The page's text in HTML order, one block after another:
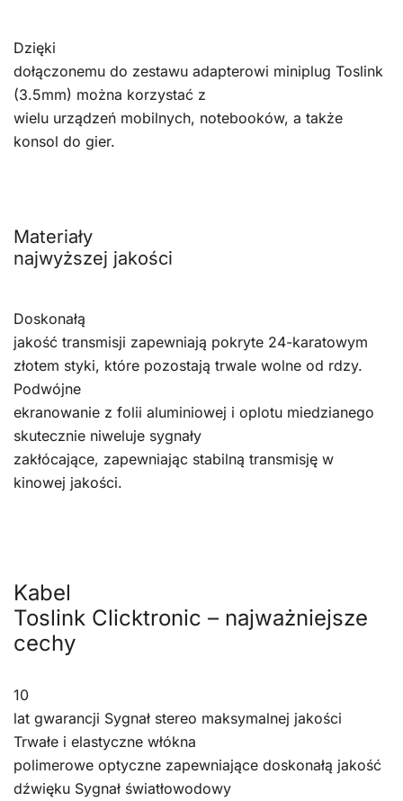
Dzięki
dołączonemu do zestawu adapterowi miniplug Toslink
(3.5mm) można korzystać z
wielu urządzeń mobilnych, notebooków, a także
konsol do gier.
Materiały
najwyższej jakości
Doskonałą
jakość transmisji zapewniają pokryte 24-karatowym
złotem styki, które pozostają trwale wolne od rdzy.
Podwójne
ekranowanie z folii aluminiowej i oplotu miedzianego
skutecznie niweluje sygnały
zakłócające, zapewniając stabilną transmisję w
kinowej jakości.
Kabel
Toslink Clicktronic – najważniejsze
cechy
10
lat gwarancji Sygnał stereo maksymalnej jakości
Trwałe i elastyczne włókna
polimerowe optyczne zapewniające doskonałą jakość
dźwięku Sygnał światłowodowy